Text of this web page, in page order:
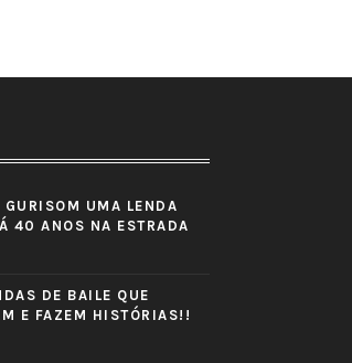
GURISOM UMA LENDA
40 ANOS NA ESTRADA
DE BAILE QUE
E FAZEM HISTÓRIAS!!